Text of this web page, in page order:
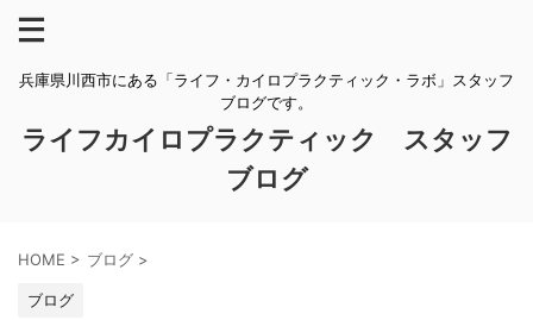
兵庫県川西市にある「ライフ・カイロプラクティック・ラボ」スタッフ
ブログです。
ライフカイロプラクティック スタッフ
ブログ
HOME > ブログ >
ブログ